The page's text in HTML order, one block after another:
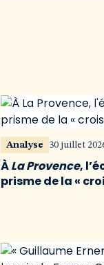
Analyse 30 juillet
ÀLa Provence,
prisme de la «